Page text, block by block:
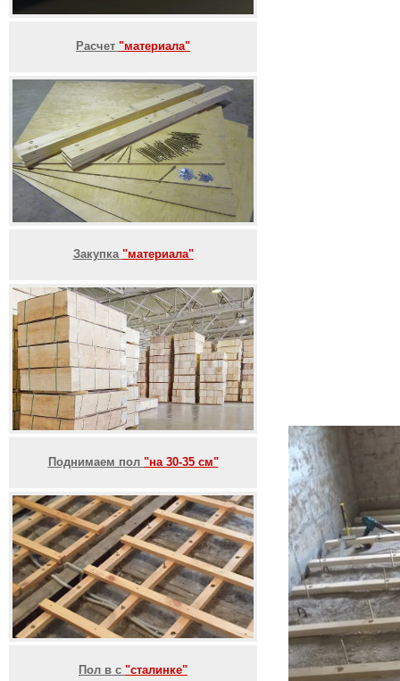
Расчет "материала"
Закупка "материала"
Поднимаем пол "на 30-35 см"
Пол в с "сталинке"